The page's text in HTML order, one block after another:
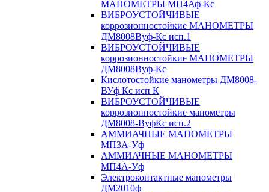
МАНОМЕТРЫ МП4Аф-Кс
ВИБРОУСТОЙЧИВЫЕ
коррозионностойкие МАНОМЕТРЫ
ДМ8008Вуф-Кс исп.1
ВИБРОУСТОЙЧИВЫЕ
коррозионностойкие МАНОМЕТРЫ
ДМ8008Вуф-Кс
Кислотостойкие манометры ДМ8008-
ВУф Кс исп К
ВИБРОУСТОЙЧИВЫЕ
коррозионностойкие манометры
ДМ8008-ВуфКс исп.2
АММИАЧНЫЕ МАНОМЕТРЫ
МП3А-Уф
АММИАЧНЫЕ МАНОМЕТРЫ
МП4А-Уф
Электроконтактные манометры
ДМ2010ф